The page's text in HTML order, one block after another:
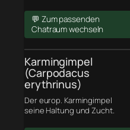
💬 Zum passenden
Chatraum wechseln
Karmingimpel
(Carpodacus
erythrinus)
Der europ. Karmingimpel
seine Haltung und Zucht.